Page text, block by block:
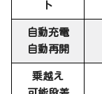
ト
自動充電
自動再開
乗越え